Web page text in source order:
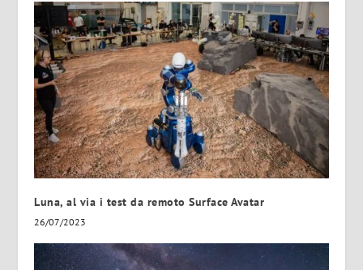
Luna, al via i test da remoto Surface Avatar
26/07/2023